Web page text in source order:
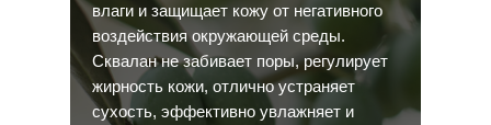
влаги и защищает кожу от негативного
воздействия окружающей среды.
Сквалан не забивает поры, регулирует
жирность кожи, отлично устраняет
сухость, эффективно увлажняет и